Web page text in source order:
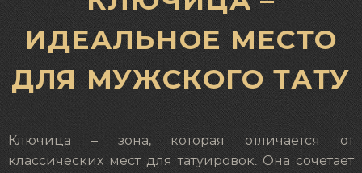
ИДЕАЛЬНОЕ МЕСТО
ДЛЯ МУЖСКОГО ТАТУ
Ключица – зона, которая отличается от
классических мест для татуировок. Она сочетает